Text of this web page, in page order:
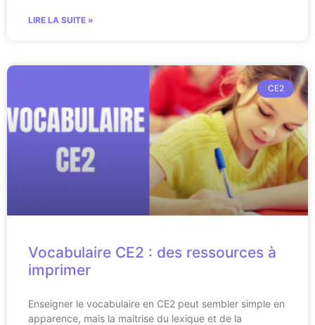
LIRE LA SUITE »
CE2
Vocabulaire CE2 : des ressources à
imprimer
Enseigner le vocabulaire en CE2 peut sembler simple en
apparence, mais la maitrise du lexique et de la